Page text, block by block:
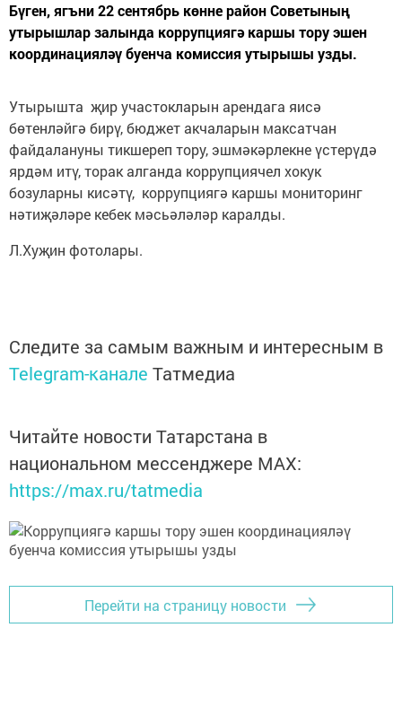
Бүген, ягъни 22 сентябрь көнне район Советының
утырышлар залында коррупциягә каршы тору эшен
координацияләү буенча комиссия утырышы узды.
Утырышта җир участокларын арендага яисә
бөтенләйгә бирү, бюджет акчаларын максатчан
файдалануны тикшереп тору, эшмәкәрлекне үстерүдә
ярдәм итү, торак алганда коррупциячел хокук
бозуларны кисәтү, коррупциягә каршы мониторинг
нәтиҗәләре кебек мәсьәләләр каралды.
Л.Хуҗин фотолары.
Следите за самым важным и интересным в
Telegram-канале Татмедиа
Читайте новости Татарстана в
национальном мессенджере MАХ:
https://max.ru/tatmedia
Перейти на страницу новости